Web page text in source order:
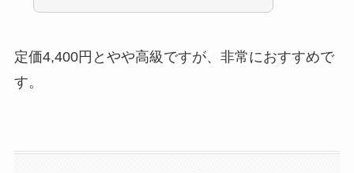
定価4,400円とやや高級ですが、非常におすすめで
す。